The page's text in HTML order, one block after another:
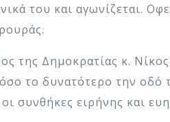
του και αγωνίζεται.
της Δημοκρατίας κ.
το δυνατότερο την οδό
συνθήκες ειρήνης και